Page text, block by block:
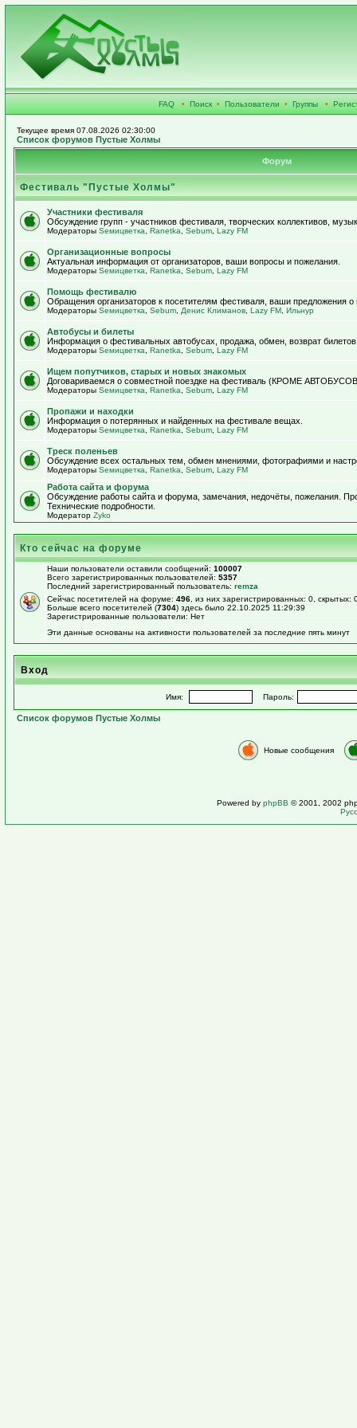
FAQ • Поиск • Пользователи • Группы •
Текущее время 07.08.2026 02:30:00
Список форумов Пустые Холмы
Форум
Фестиваль "Пустые Холмы"
Участники фестиваля
Обсуждение групп - участников фестиваля, творческих коллективов,
Модераторы Sемицветка Ranetka Sebum Lazy FM
Организационные вопросы
Актуальная информация от организаторов, ваши вопросы и пожелания.
Модераторы Sемицветка Ranetka Sebum Lazy FM
Помощь фестивалю
Обращения организаторов к посетителям фестиваля, ваши предложения
Модераторы Sемицветка Sebum Денис Климанов Lazy FM Ильнур
Автобусы и билеты
Информация о фестивальных автобусах, продажа, обмен, возврат
Модераторы Sемицветка Ranetka Sebum Lazy FM
Ищем попутчиков, старых и новых знакомых
Договариваемся о совместной поездке на фестиваль (КРОМЕ
Модераторы Sемицветка Ranetka Sebum Lazy FM
Пропажи и находки
Информация о потерянных и найденных на фестивале вещах.
Модераторы Sемицветка Ranetka Sebum Lazy FM
Треск поленьев
Обсуждение всех остальных тем, обмен мнениями, фотографиями и
Модераторы Sемицветка Ranetka Sebum Lazy FM
Работа сайта и форума
Обсуждение работы сайта и форума, замечания, недочёты, пожелания.
Технические подробности.
Модератор Zyko
Кто сейчас на форуме
Наши пользователи оставили сообщений: 100007
Всего зарегистрированных пользователей: 5357
Последний зарегистрированный пользователь: remza
Сейчас посетителей на форуме: 496 , из них зарегистрированных: 0,
Больше всего посетителей (7304) здесь было 22.10.2025 11:29:39
Зарегистрированные пользователи: Нет
Эти данные основаны на активности пользователей за последние пять минут
Вход
Имя: Пароль:
Список форумов Пустые Холмы
Новые сообщения
Powered by phpBB © 2001, 2002